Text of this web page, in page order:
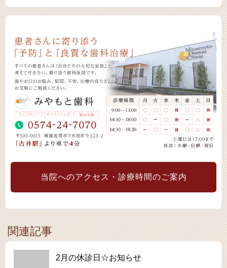
当院へのアクセス・診療時間のご案内
関連記事
2月の休診日☆お知らせ